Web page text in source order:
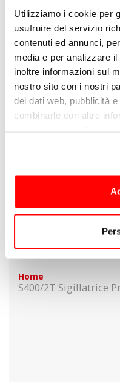
Utilizziamo i cookie per
usufruire del servizio
contenuti ed annunci,
media e per analizzare
inoltre informazioni sul
nostro sito con i nostri
dei dati web, pubblicità
combinarle con altre
Home
S400/2T Sigillatrice